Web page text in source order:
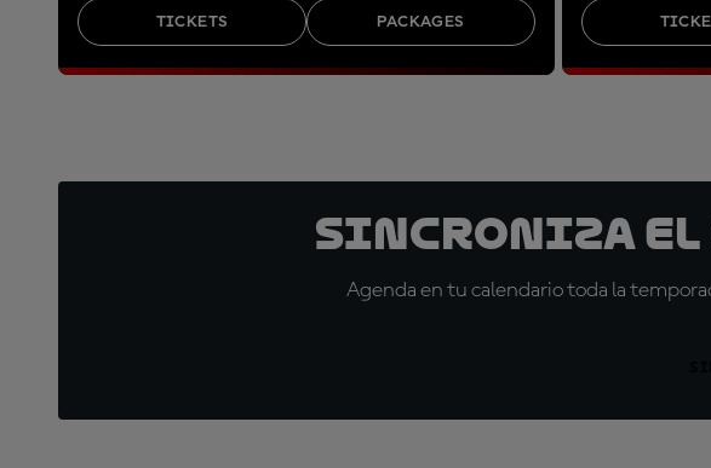
TICKETS PACKAGES
Sincroniza el
Agenda en tu calendario toda la